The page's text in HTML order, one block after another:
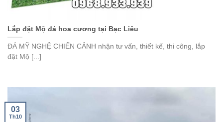
Lắp đặt Mộ đá hoa cương tại Bạc Liêu
ĐÁ MỸ NGHỆ CHIẾN CẢNH nhận tư vấn, thiết kế, thi công, lắp
đặt Mộ [...]
03
Th10